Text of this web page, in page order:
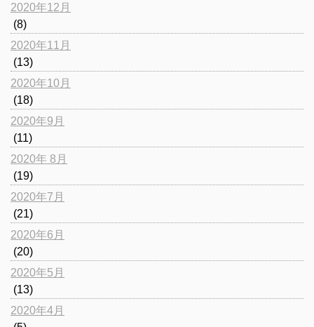
2020年12月
(8)
2020年11月
(13)
2020年10月
(18)
2020年9月
(11)
2020年 8月
(19)
2020年7月
(21)
2020年6月
(20)
2020年5月
(13)
2020年4月